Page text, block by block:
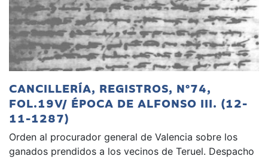
CANCILLERÍA, REGISTROS, Nº74,
FOL.19V/ ÉPOCA DE ALFONSO III. (12-
11-1287)
Orden al procurador general de Valencia sobre los
ganados prendidos a los vecinos de Teruel. Despacho